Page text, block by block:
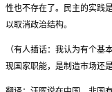
性也不存在了。民主的实践
以取消政治结构。
（有人插话：我认为有个
现国家职能，是制造市场还